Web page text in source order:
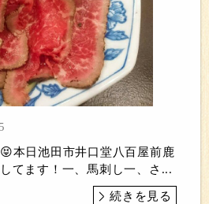
本日池田市井口堂八百屋前鹿
てます！一、馬刺し一、さ...
続きを見る